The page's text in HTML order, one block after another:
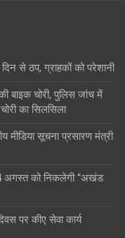
से ठप, ग्राहकों को परेशानी
बाइक चोरी, पुलिस जांच में
का सिलसिला
मीडिया सूचना प्रसारण मंत्री
अगस्त को निकलेगी “अखंड
पर कीए सेवा कार्य